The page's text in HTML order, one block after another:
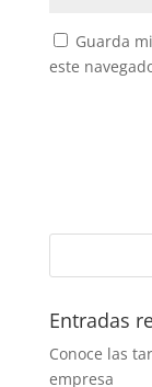
Guarda
este
Entradas
Conoce las
empresa